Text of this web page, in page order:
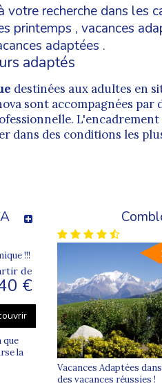
recherche dans les
printemps , vacances
adaptées .
adaptés
destinées aux adultes en
sont accompagnées par
dans des conditions les
!!!
de
€
que
la
Vacances Adaptées
des vacances réussies !